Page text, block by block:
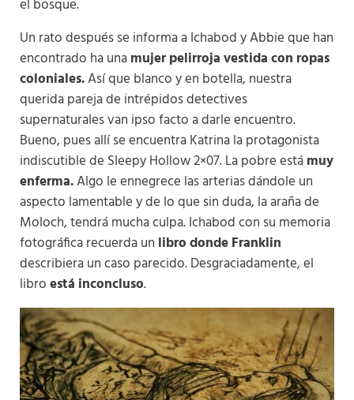
el bosque.
Un rato después se informa a Ichabod y Abbie que han
encontrado ha unamujer pelirroja vestida con ropas
coloniales.Así que blanco y en botella, nuestra
querida pareja de intrépidos detectives
supernaturales van ipso facto a darle encuentro.
Bueno, pues allí se encuentra Katrina la protagonista
indiscutible de Sleepy Hollow 2×07. La pobre estámuy
enferma.Algo le ennegrece las arterias dándole un
aspecto lamentable y de lo que sin duda, la araña de
Moloch, tendrá mucha culpa. Ichabod con su memoria
fotográfica recuerda un libro donde Franklin
describiera un caso parecido. Desgraciadamente, el
libroestá inconcluso.